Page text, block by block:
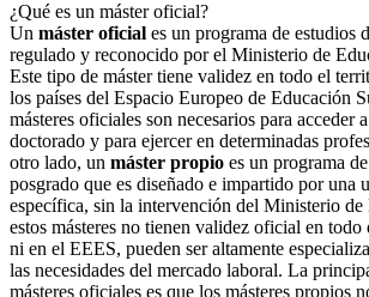
¿Qué es un máster oficial?
Un máster oficial es un programa de estudios
regulado y reconocido por el Ministerio de
Este tipo de máster tiene validez en todo el
los países del Espacio Europeo de Educación
másteres oficiales son necesarios para acceder
doctorado y para ejercer en determinadas
otro lado, un máster propio es un programa
posgrado que es diseñado e impartido por una
específica, sin la intervención del Ministerio
estos másteres no tienen validez oficial en
ni en el EEES, pueden ser altamente
las necesidades del mercado laboral. La
másteres oficiales es que los másteres propios